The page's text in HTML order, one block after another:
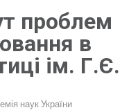
проблем
в
ім. Г.Є.
наук України